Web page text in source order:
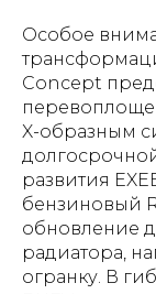
Особое
Concept
X-образным
развития
бензиновый
обновление
радиатора,
огранку. В